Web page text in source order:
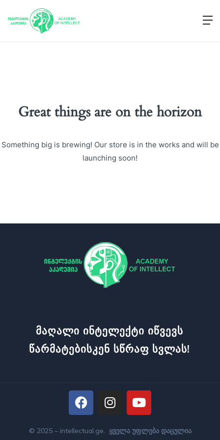
Great things are on the horizon
Something big is brewing! Our store is in the works and will be
launching soon!
Მაღალი Ინტელექტი Იწვევს
Წარმატებისკენ Სწრაფ Სვლას!
© 2025 – intellectual.ge. ყველა უფლება დაცულია